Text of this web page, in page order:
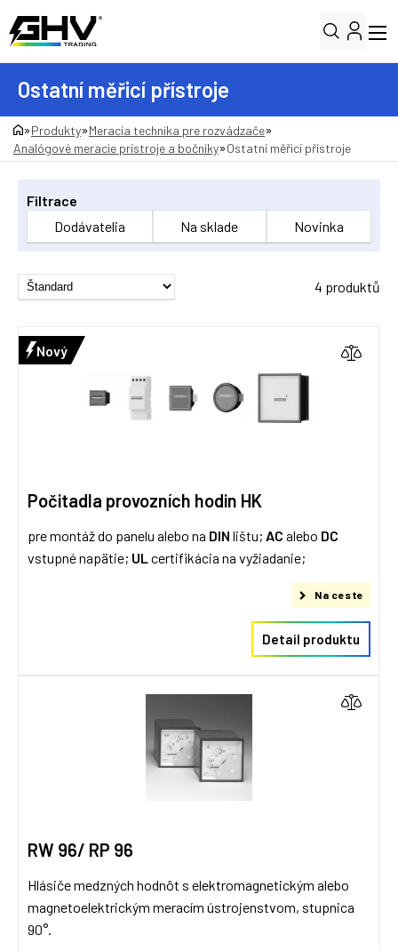
Ostatní měřicí přístroje
»Produkty»Meracia technika pre rozvádzače»
Analógové meracie prístroje a bočníky»Ostatní měřicí přístroje
Filtrace
Dodávatelia
Na sklade Novinka
4 produktů
Počitadla provozních hodin HK
pre montáž do panelu alebo na DIN lištu; AC alebo DC
vstupné napätie; ULcertifikácia na vyžiadanie;
Nový
Na ceste
Detail produktu
RW 96/ RP 96
Hlásiče medzných hodnôt s elektromagnetickým alebo
magnetoelektrickým meracím ústrojenstvom, stupnica
90°.